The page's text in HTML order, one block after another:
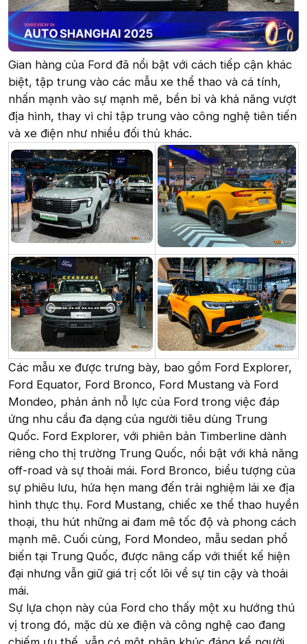
Gian hàng của Ford đã nổi bật với cách tiếp cận khác
biệt, tập trung vào các mẫu xe thể thao và cá tính,
nhấn mạnh vào sự mạnh mẽ, bền bỉ và khả năng vượt
địa hình, thay vì chỉ tập trung vào công nghệ tiên tiến
và xe điện như nhiều đối thủ khác.
Các mẫu xe được trưng bày, bao gồm Ford Explorer,
Ford Equator, Ford Bronco, Ford Mustang và Ford
Mondeo, phản ánh nỗ lực của Ford trong việc đáp
ứng nhu cầu đa dạng của người tiêu dùng Trung
Quốc. Ford Explorer, với phiên bản Timberline dành
riêng cho thị trường Trung Quốc, nổi bật với khả năng
off-road và sự thoải mái. Ford Bronco, biểu tượng của
sự phiêu lưu, hứa hẹn mang đến trải nghiệm lái xe địa
hình thực thụ. Ford Mustang, chiếc xe thể thao huyền
thoại, thu hút những ai đam mê tốc độ và phong cách
mạnh mẽ. Cuối cùng, Ford Mondeo, mẫu sedan phổ
biến tại Trung Quốc, được nâng cấp với thiết kế hiện
đại nhưng vẫn giữ giá trị cốt lõi về sự tin cậy và thoải
mái.
Sự lựa chọn này của Ford cho thấy một xu hướng thú
vị trong đó, mặc dù xe điện và công nghệ cao đang